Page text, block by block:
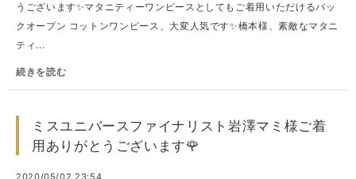
うございます✨マタニティーワンピースとしてもご着用いただけるバッ
クオープン コットンワンピース、大変人気です✨橋本様、素敵なマタニ
ティ...
続きを読む
ミスユニバースファイナリスト岩澤マミ様ご着
用ありがとうございます🌹